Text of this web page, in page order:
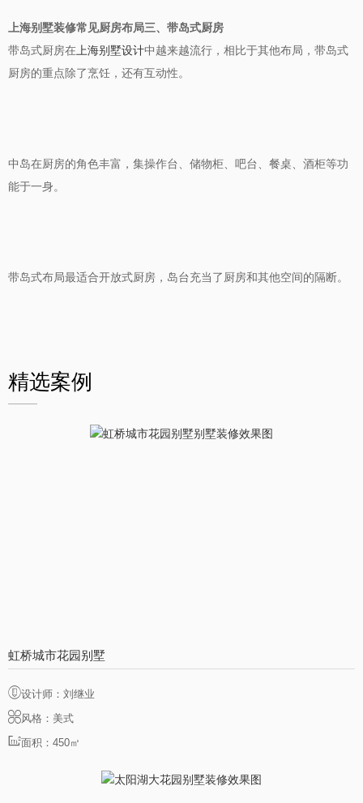
上海别墅装修常见厨房布局三、带岛式厨房
带岛式厨房在 上海别墅设计中越来越流行，相比于其他布局，带岛式
厨房的重点除了烹饪，还有互动性。
中岛在厨房的角色丰富，集操作台、储物柜、吧台、餐桌、酒柜等功
能于一身。
带岛式布局最适合开放式厨房，岛台充当了厨房和其他空间的隔断。
精选案例
虹桥城市花园别墅
设计师：刘继业
风格：美式
面积：450㎡